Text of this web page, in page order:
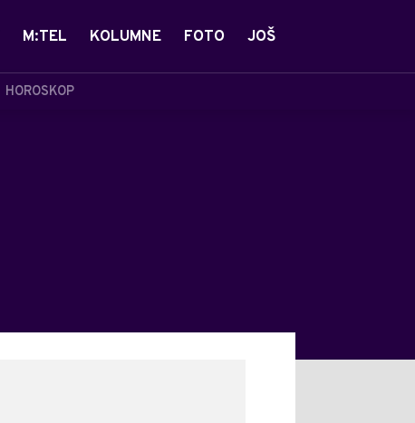
HOROSKOP
M:TEL KOLUMNE FOTO JOŠ